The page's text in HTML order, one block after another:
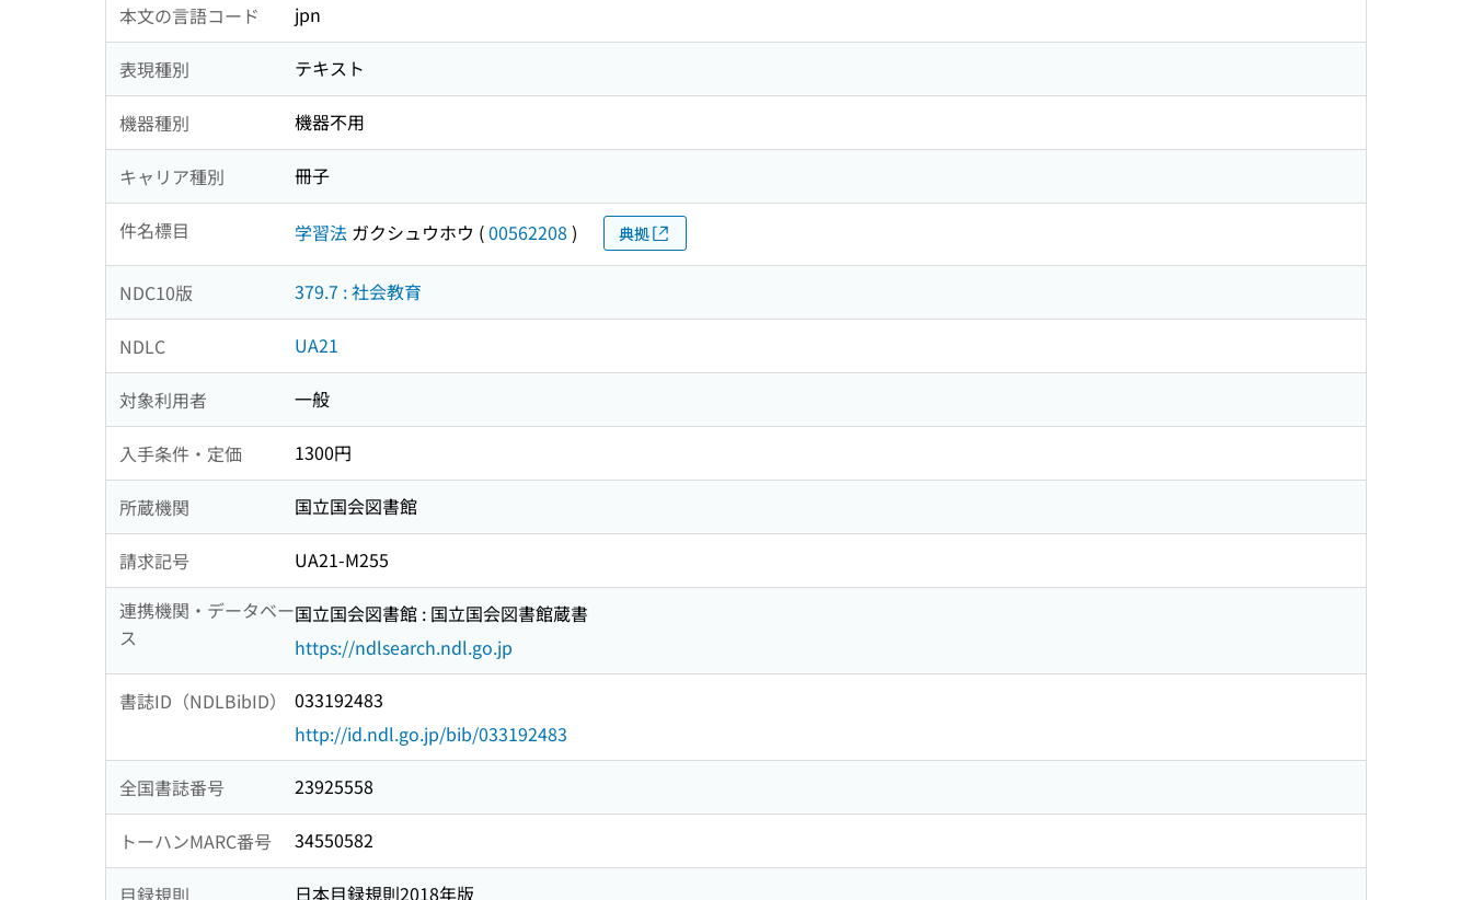
本文の言語コード jpn
表現種別 テキスト
機器種別 機器不用
キャリア種別 冊子
件名標目 学習法 ガクシュウホウ (00562208 ) 典拠
NDC10版 379.7 : 社会教育
NDLC UA21
対象利用者 一般
入手条件・定価 1300円
所蔵機関 国立国会図書館
請求記号
UA21-M255
連携機関・データベー
ス
国立国会図書館 : 国立国会図書館蔵書
https://ndlsearch.ndl.go.jp
書誌ID（NDLBibID）
033192483
http://id.ndl.go.jp/bib/033192483
全国書誌番号 23925558
トーハンMARC番号 34550582
目録規則 日本目録規則2018年版